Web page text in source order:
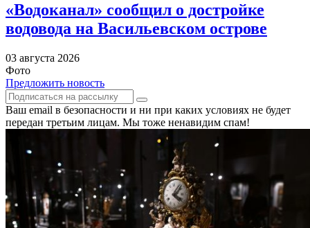
«Водоканал» сообщил о достройке
водовода на Васильевском острове
03 августа 2026
Фото
Предложить новость
Ваш email в безопасности и ни при каких условиях не будет
передан третьим лицам. Мы тоже ненавидим спам!